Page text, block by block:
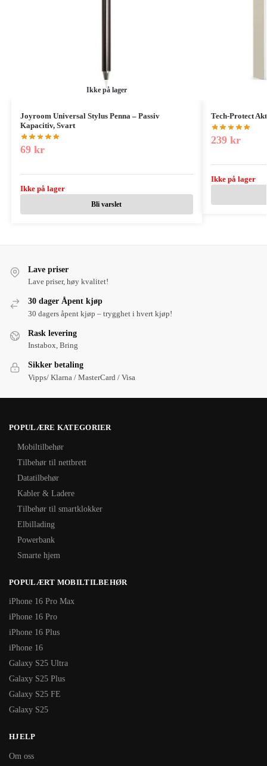
Ikke på lager
Joyroom Universal Stylus Penna – Passiv
Kapacitiv, Svart
69 kr
Ikke på lager
Bli varslet
Tech-Protect
239 kr
Ikke på lager
Lave priser
Lave priser, høy kvalitet!
30 dager Åpent kjøp
30 dagers åpent kjøp – trygghet i hvert kjøp!
Rask levering
Instabox, Bring
Sikker betaling
Vipps/ Klarna / MasterCard / Visa
POPULÆRE KATEGORIER
Mobiltilbehør
Tilbehør til nettbrett
Datatilbehør
Kabler & Ladere
Tilbehør til smartklokker
Elbillading
Powerbank
Smarte hjem
POPULÆRT MOBILTILBEHØR
iPhone 16 Pro Max
iPhone 16 Pro
iPhone 16 Plus
iPhone 16
Galaxy S25 Ultra
Galaxy S25 Plus
Galaxy S25 FE
Galaxy S25
HJELP
Om oss